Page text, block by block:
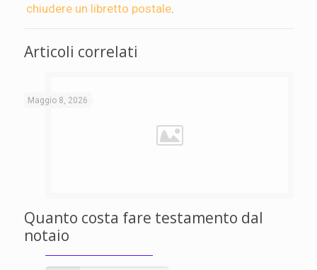
chiudere un libretto postale
Articoli correlati
Maggio 8, 2026
Quanto costa fare testamento dal
notaio